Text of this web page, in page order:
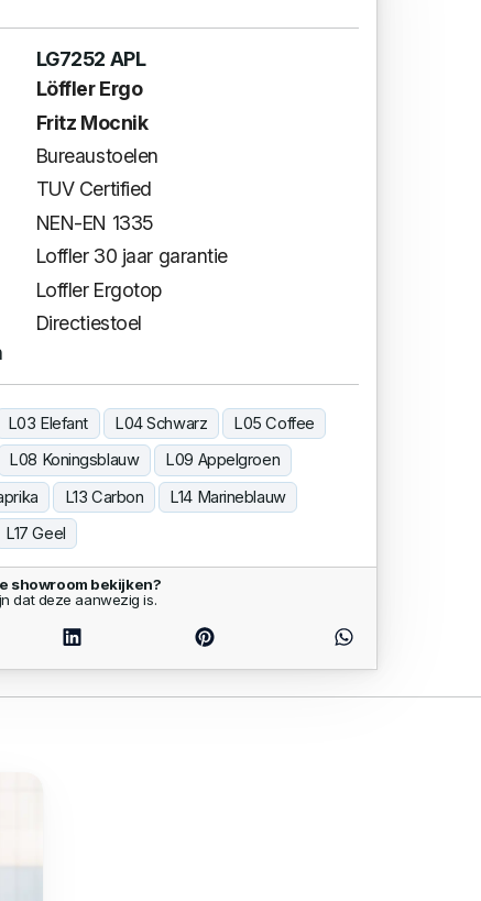
LG7252 APL
Löffler Ergo
Fritz Mocnik
Bureaustoelen
TUV Certified
NEN-EN 1335
Loffler 30 jaar garantie
Loffler Ergotop
Directiestoel
L03 Elefant L04 Schwarz
L05 Coffee
L08 Koningsblauw
L09 Appelgroen
L13 Carbon
L14 Marineblauw
L17 Geel
showroom bekijken?
dat deze aanwezig is.